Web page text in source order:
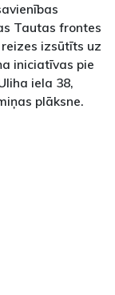
Tautas frontes
izsūtīts uz
iniciatīvas pie
iela 38,
plāksne.